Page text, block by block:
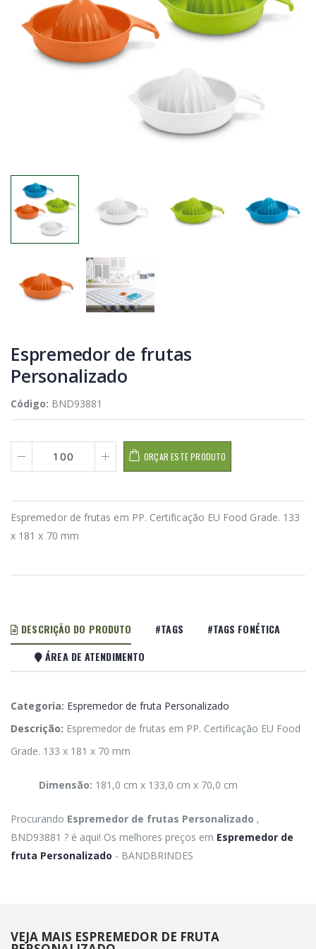
Espremedor de frutas
Personalizado
Código: BND93881
ORÇAR ESTE PRODUTO
Espremedor de frutas em PP. Certificação EU Food Grade. 133
x 181 x 70 mm
DESCRIÇÃO DO PRODUTO #TAGS
#TAGS FONÉTICA
ÁREA DE ATENDIMENTO
Categoria: Espremedor de fruta Personalizado
Descrição: Espremedor de frutas em PP. Certificação EU Food
Grade. 133 x 181 x 70 mm
Dimensão: 181,0 cm x 133,0 cm x 70,0 cm
Procurando Espremedor de frutas Personalizado ,
BND93881 ? é aqui! Os melhores preços em Espremedor de
fruta Personalizado - BANDBRINDES
VEJA MAIS ESPREMEDOR DE FRUTA